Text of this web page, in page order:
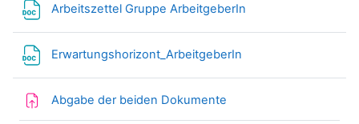
Arbeitszettel Gruppe ArbeitgeberIn
Erwartungshorizont_ArbeitgeberIn
Abgabe der beiden Dokumente